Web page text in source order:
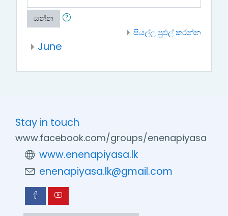
යන්න
සියල්ල පුළුල් කරන්න
June
Stay in touch
www.facebook.com/groups/enenapiyasa
www.enenapiyasa.lk
enenapiyasa.lk@gmail.com